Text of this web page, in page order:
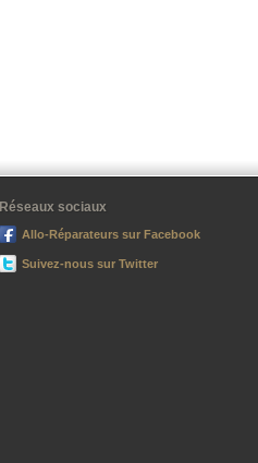
Réseaux sociaux
Allo-Réparateurs sur Facebook
Suivez-nous sur Twitter